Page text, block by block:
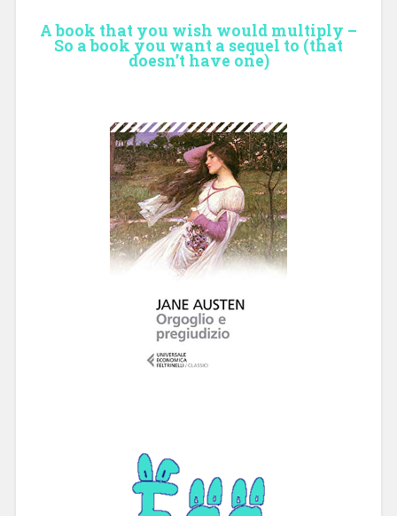
A book that you wish would multiply –
So a book you want a sequel to (that
doesn’t have one)